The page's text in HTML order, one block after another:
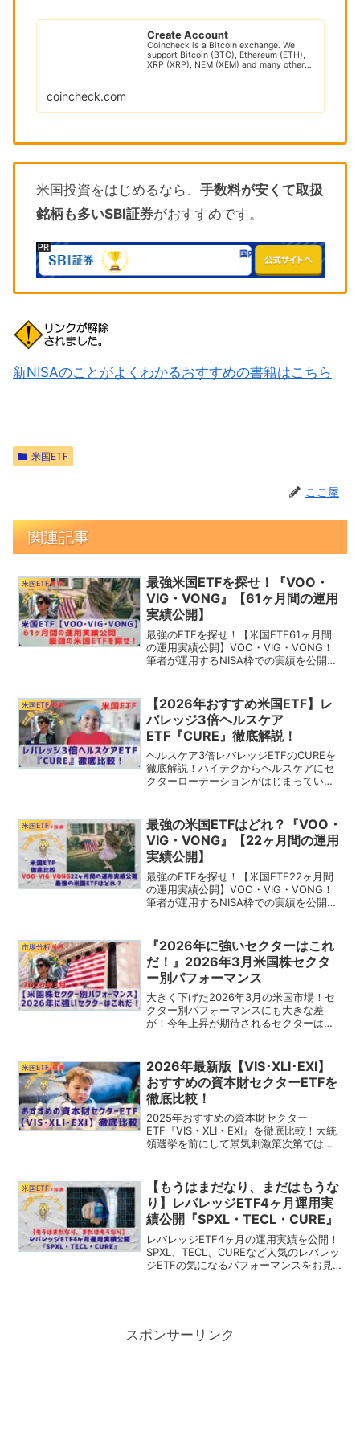
Create Account
Coincheck is a Bitcoin exchange. We
support Bitcoin (BTC), Ethereum (ETH),
XRP (XRP), NEM (XEM) and many other
coincheck.com
米国投資をはじめるなら、 手数料が安くて取扱
銘柄も多いSBI証券がおすすめです。
新NISAのことがよくわかるおすすめの書籍はこちら
米国ETF
ここ屋
関連記事
米国ETF
最強米国ETFを探せ！『VOO・
VIG・VONG』【61ヶ月間の運用
実績公開】
最強のETFを探せ！【米国ETF61ヶ月間
の運用実績公開】VOO・VIG・VONG！
筆者が運用するNISA枠での実績を公開！
好み？
米国ETF
【2026年おすすめ米国ETF】レ
バレッジ3倍ヘルスケア
ETF『CURE』徹底解説！
ヘルスケア3倍レバレッジETFのCUREを
徹底解説！ハイテクからヘルスケアにセ
クターローテーションがはじまっている
のリターンは市場平均をアウトパフォー
ム！
米国ETF
最強の米国ETFはどれ？『VOO・
VIG・VONG』【22ヶ月間の運用
実績公開】
最強のETFを探せ！【米国ETF22ヶ月間
の運用実績公開】VOO・VIG・VONG！
筆者が運用するNISA枠での実績を公開し
ETFが好み？
市場分析
『2026年に強いセクターはこれ
だ！』2026年3月米国株セクタ
ー別パフォーマンス
大きく下げた2026年3月の米国市場！セ
クター別パフォーマンスにも大きな差
が！今年上昇が期待されるセクターはど
米国ETF
2026年最新版【VIS･XLI･EXI】
おすすめの資本財セクターETFを
徹底比較！
2025年おすすめの資本財セクター
ETF『VIS・XLI・EXI』を徹底比較！大統
領選挙を前にして景気刺激策次第ではま
米国ETF
【もうはまだなり、まだはもうな
り】レバレッジETF4ヶ月運用実
績公開『SPXL・TECL・CURE』
レバレッジETF4ヶ月の運用実績を公開！
SPXL、TECL、CUREなど人気のレバレッ
ジETFの気になるパフォーマンスをお見
スポンサーリンク